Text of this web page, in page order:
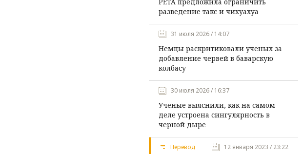
разведение такс и чихуахуа
31 июля 2026 / 14:07
Немцы раскритиковали ученых за
добавление червей в баварскую
колбасу
30 июля 2026 / 16:37
Ученые выяснили, как на самом
деле устроена сингулярность в
черной дыре
Перевод 12 января 2023 / 23:22